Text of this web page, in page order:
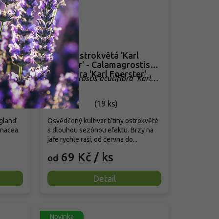
Třtina ostrokvětá 'Karl
Foerster' - Calamagrostis
acutiflora 'Karl Foerster'
Calamagrostis acutiflora 'Karl
Foerster'
Skladem
(19 ks)
od 69 Kč / ks
Detail
Osvědčený kultivar třtiny ostrokvěté
s dlouhou sezónou efektu. Brzy na
jaře rychle raší, od června do...
Novinka